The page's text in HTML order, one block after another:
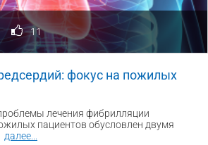
11
фокус на пожилых
лечения фибрилляции
пациентов обусловлен двумя
далее...